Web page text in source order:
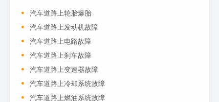
汽车道路上轮胎爆胎
汽车道路上发动机故障
汽车道路上电路故障
汽车道路上刹车故障
汽车道路上变速器故障
汽车道路上冷却系统故障
汽车道路上燃油系统故障